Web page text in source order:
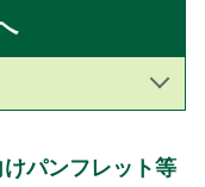
けパンフレット等